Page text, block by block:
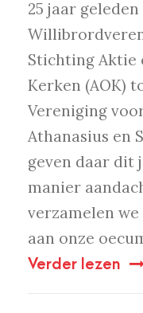
25 jaar
Stichting Aktie
Kerken (AOK)
Vereniging
Athanasius en
geven daar dit
manier
verzamelen
aan onze
Verder lezen